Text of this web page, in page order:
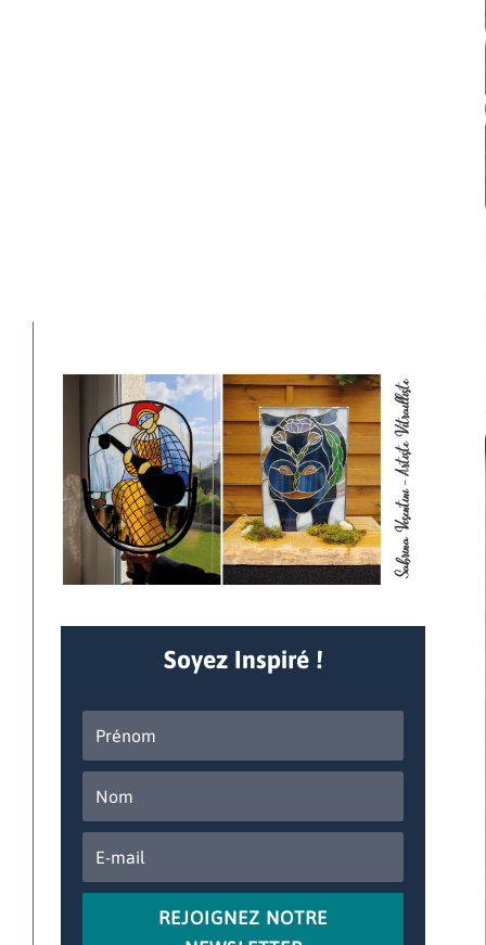
Soyez Inspiré !
REJOIGNEZ NOTRE